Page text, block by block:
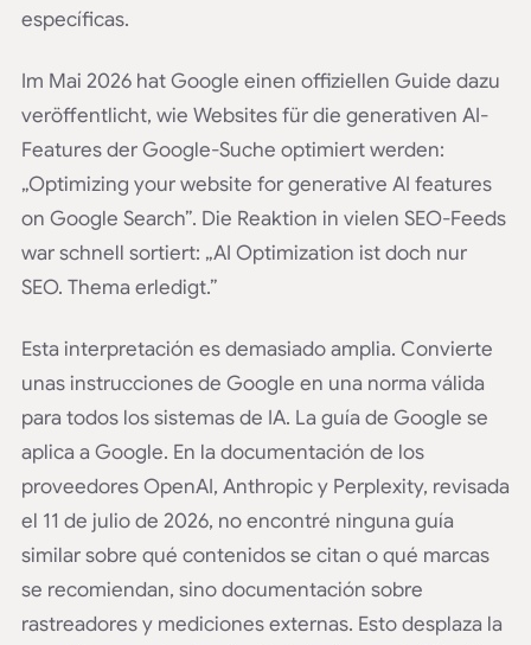
específicas.
Im Mai 2026 hat Google einen offiziellen Guide dazu
veröffentlicht, wie Websites für die generativen AI-
Features der Google-Suche optimiert werden:
„Optimizing your website for generative AI features
on Google Search”. Die Reaktion in vielen SEO-Feeds
war schnell sortiert: „AI Optimization ist doch nur
SEO. Thema erledigt.”
Esta interpretación es demasiado amplia. Convierte
unas instrucciones de Google en una norma válida
para todos los sistemas de IA. La guía de Google se
aplica a Google. En la documentación de los
proveedores OpenAI, Anthropic y Perplexity, revisada
el 11 de julio de 2026, no encontré ninguna guía
similar sobre qué contenidos se citan o qué marcas
se recomiendan, sino documentación sobre
rastreadores y mediciones externas. Esto desplaza la